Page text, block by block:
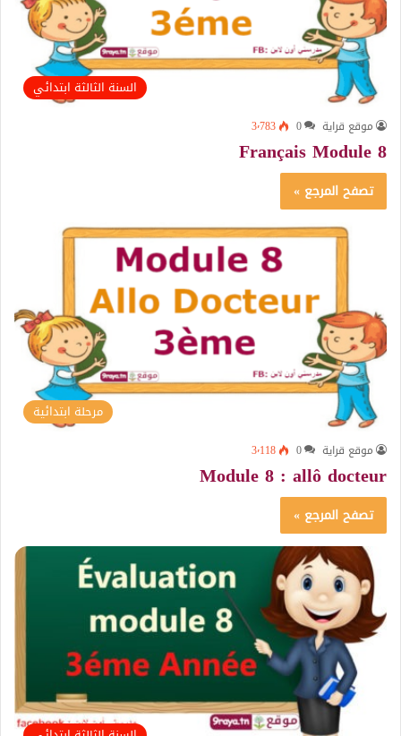
السنة الثالثة ابتدائي
موقع قراية 0 3٬783
Français Module 8
تصفح المرجع »
مرحلة ابتدائية
موقع قراية 0 3٬118
Module 8 : allô docteur
تصفح المرجع »